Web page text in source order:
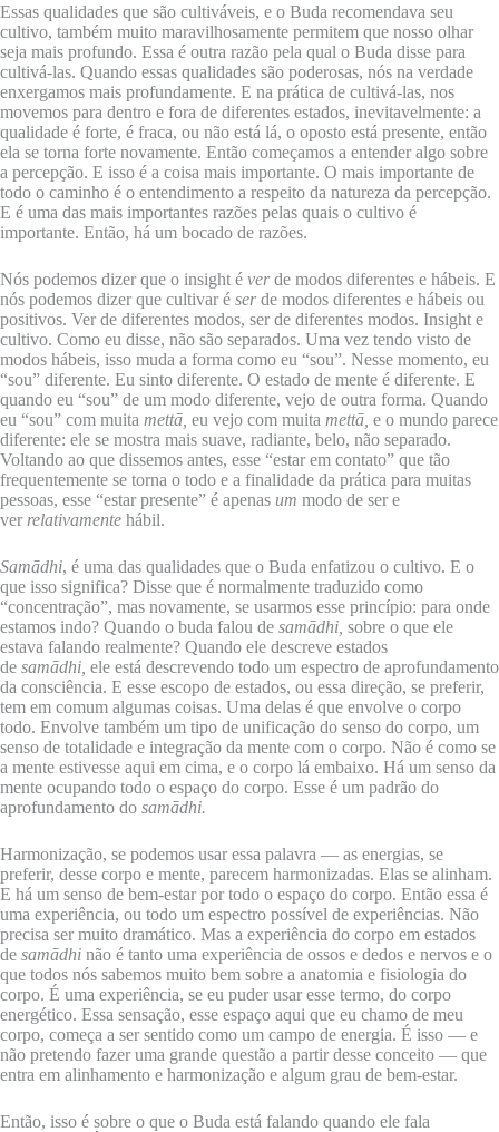
Essas qualidades que são cultiváveis, e o Buda recomendava seu
cultivo, também muito maravilhosamente permitem que nosso olhar
seja mais profundo. Essa é outra razão pela qual o Buda disse para
cultivá-las. Quando essas qualidades são poderosas, nós na verdade
enxergamos mais profundamente. E na prática de cultivá-las, nos
movemos para dentro e fora de diferentes estados, inevitavelmente: a
qualidade é forte, é fraca, ou não está lá, o oposto está presente, então
ela se torna forte novamente. Então começamos a entender algo sobre
a percepção. E isso é a coisa mais importante. O mais importante de
todo o caminho é o entendimento a respeito da natureza da percepção.
E é uma das mais importantes razões pelas quais o cultivo é
importante. Então, há um bocado de razões.
Nós podemos dizer que o insight é verde modos diferentes e hábeis. E
nós podemos dizer que cultivar é serde modos diferentes e hábeis ou
positivos. Ver de diferentes modos, ser de diferentes modos. Insight e
cultivo. Como eu disse, não são separados. Uma vez tendo visto de
modos hábeis, isso muda a forma como eu “sou”. Nesse momento, eu
“sou” diferente. Eu sinto diferente. O estado de mente é diferente. E
quando eu “sou” de um modo diferente, vejo de outra forma. Quando
eu “sou” com muita mettā, eu vejo com muita mettā, e o mundo parece
diferente: ele se mostra mais suave, radiante, belo, não separado.
Voltando ao que dissemos antes, esse “estar em contato” que tão
frequentemente se torna o todo e a finalidade da prática para muitas
pessoas, esse “estar presente” é apenas um modo de ser e
ver relativamente hábil.
Samādhi, é uma das qualidades que o Buda enfatizou o cultivo. E o
que isso significa? Disse que é normalmente traduzido como
“concentração”, mas novamente, se usarmos esse princípio: para onde
estamos indo? Quando o buda falou de samādhi, sobre o que ele
estava falando realmente? Quando ele descreve estados
de samādhi, ele está descrevendo todo um espectro de aprofundamento
da consciência. E esse escopo de estados, ou essa direção, se preferir,
tem em comum algumas coisas. Uma delas é que envolve o corpo
todo. Envolve também um tipo de unificação do senso do corpo, um
senso de totalidade e integração da mente com o corpo. Não é como se
a mente estivesse aqui em cima, e o corpo lá embaixo. Há um senso da
mente ocupando todo o espaço do corpo. Esse é um padrão do
aprofundamento do samādhi.
Harmonização, se podemos usar essa palavra — as energias, se
preferir, desse corpo e mente, parecem harmonizadas. Elas se alinham.
E há um senso de bem-estar por todo o espaço do corpo. Então essa é
uma experiência, ou todo um espectro possível de experiências. Não
precisa ser muito dramático. Mas a experiência do corpo em estados
de samādhi não é tanto uma experiência de ossos e dedos e nervos e o
que todos nós sabemos muito bem sobre a anatomia e fisiologia do
corpo. É uma experiência, se eu puder usar esse termo, do corpo
energético. Essa sensação, esse espaço aqui que eu chamo de meu
corpo, começa a ser sentido como um campo de energia. É isso — e
não pretendo fazer uma grande questão a partir desse conceito — que
entra em alinhamento e harmonização e algum grau de bem-estar.
Então, isso é sobre o que o Buda está falando quando ele fala